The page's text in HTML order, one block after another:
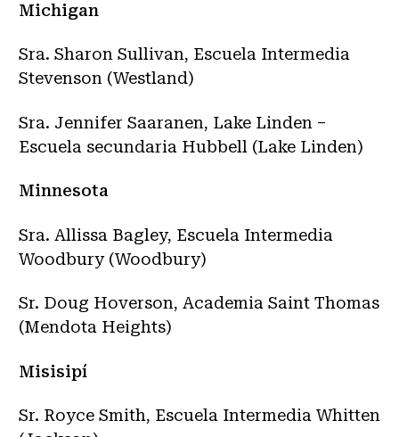
Michigan
Sra. Sharon Sullivan, Escuela Intermedia
Stevenson (Westland)
Sra. Jennifer Saaranen, Lake Linden –
Escuela secundaria Hubbell (Lake Linden)
Minnesota
Sra. Allissa Bagley, Escuela Intermedia
Woodbury (Woodbury)
Sr. Doug Hoverson, Academia Saint Thomas
(Mendota Heights)
Misisipí
Sr. Royce Smith, Escuela Intermedia Whitten